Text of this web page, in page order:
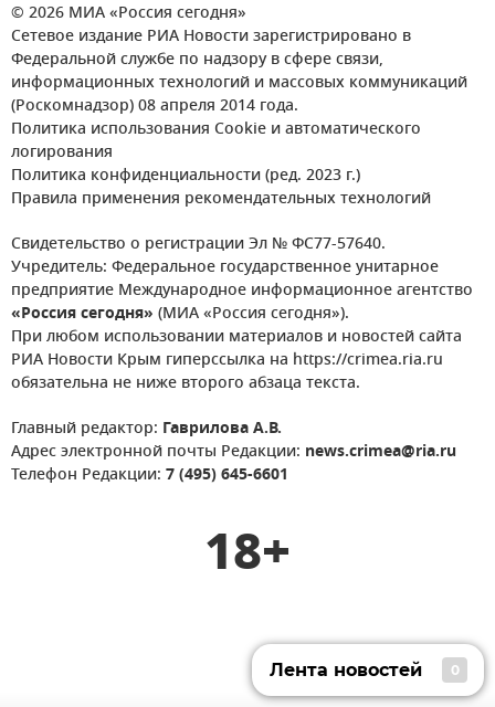
© 2026 МИА «Россия сегодня»
Сетевое издание РИА Новости зарегистрировано в
Федеральной службе по надзору в сфере связи,
информационных технологий и массовых коммуникаций
(Роскомнадзор) 08 апреля 2014 года.
Политика использования Cookie и автоматического
логирования
Политика конфиденциальности (ред. 2023 г.)
Правила применения рекомендательных технологий
Свидетельство о регистрации Эл № ФС77-57640.
Учредитель: Федеральное государственное унитарное
предприятие Международное информационное агентство
«Россия сегодня» (МИА «Россия сегодня»).
При любом использовании материалов и новостей сайта
РИА Новости Крым гиперссылка на https://crimea.ria.ru
обязательна не ниже второго абзаца текста.
Главный редактор: Гаврилова А.В.
Адрес электронной почты Редакции: news.crimea@ria.ru
Телефон Редакции: 7 (495) 645-6601
18+
Лента новостей 0
Лента новостей